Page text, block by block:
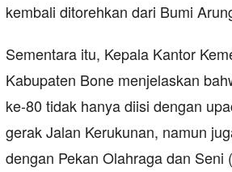
kembali ditorehkan dari Bumi
Sementara itu, Kepala Kantor
Kabupaten Bone menjelaskan
ke-80 tidak hanya diisi dengan
gerak Jalan Kerukunan, namun
dengan Pekan Olahraga dan Seni